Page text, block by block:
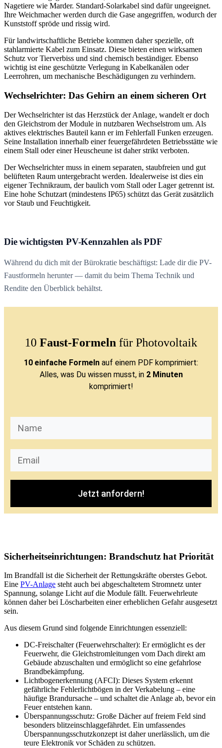
Nagetiere wie Marder. Standard-Solarkabel sind dafür ungeeignet.
Ihre Weichmacher werden durch die Gase angegriffen, wodurch der
Kunststoff spröde und rissig wird.
Für landwirtschaftliche Betriebe kommen daher spezielle, oft
stahlarmierte Kabel zum Einsatz. Diese bieten einen wirksamen
Schutz vor Tierverbiss und sind chemisch beständiger. Ebenso
wichtig ist eine geschützte Verlegung in Kabelkanälen oder
Leerrohren, um mechanische Beschädigungen zu verhindern.
Wechselrichter: Das Gehirn an einem sicheren Ort
Der Wechselrichter ist das Herzstück der Anlage, wandelt er doch
den Gleichstrom der Module in nutzbaren Wechselstrom um. Als
aktives elektrisches Bauteil kann er im Fehlerfall Funken erzeugen.
Seine Installation innerhalb einer feuergefährdeten Betriebsstätte wie
einem Stall oder einer Heuscheune ist daher strikt verboten.
Der Wechselrichter muss in einem separaten, staubfreien und gut
belüfteten Raum untergebracht werden. Idealerweise ist dies ein
eigener Technikraum, der baulich vom Stall oder Lager getrennt ist.
Eine hohe Schutzart (mindestens IP65) schützt das Gerät zusätzlich
vor Staub und Feuchtigkeit.
Die wichtigsten PV-Kennzahlen als PDF
Während du dich mit der Bürokratie beschäftigst: Lade dir die PV-
Faustformeln herunter — damit du beim Thema Technik und
Rendite den Überblick behältst.
10 Faust-Formeln für Photovoltaik
10 einfache Formeln auf einem PDF komprimiert:
Alles, was Du wissen musst, in 2 Minuten
komprimiert!
Jetzt anfordern!
Sicherheitseinrichtungen: Brandschutz hat Priorität
Im Brandfall ist die Sicherheit der Rettungskräfte oberstes Gebot.
Eine PV-Anlage steht auch bei abgeschaltetem Stromnetz unter
Spannung, solange Licht auf die Module fällt. Feuerwehrleute
können daher bei Löscharbeiten einer erheblichen Gefahr ausgesetzt
sein.
Aus diesem Grund sind folgende Einrichtungen essenziell:
DC-Freischalter (Feuerwehrschalter): Er ermöglicht es der
Feuerwehr, die Gleichstromleitungen vom Dach direkt am
Gebäude abzuschalten und ermöglicht so eine gefahrlose
Brandbekämpfung.
Lichtbogenerkennung (AFCI): Dieses System erkennt
gefährliche Fehlerlichtbögen in der Verkabelung – eine
häufige Brandursache – und schaltet die Anlage ab, bevor ein
Feuer entstehen kann.
Überspannungsschutz: Große Dächer auf freiem Feld sind
besonders blitzeinschlaggefährdet. Ein umfassendes
Überspannungsschutzkonzept ist daher unerlässlich, um die
teure Elektronik vor Schäden zu schützen.